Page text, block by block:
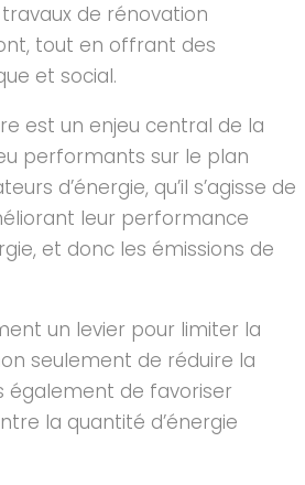
de rénovation
tout en offrant des
et social.
est un enjeu central de la
performants sur le plan
d’énergie, qu’il s’agisse de
leur performance
et donc les émissions de
un levier pour limiter la
seulement de réduire la
également de favoriser
la quantité d’énergie